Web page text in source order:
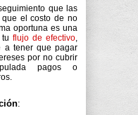
que las
el costo de no
oportuna es una
flujo de efectivo,
a tener que pagar
por no cubrir
pagos o
: